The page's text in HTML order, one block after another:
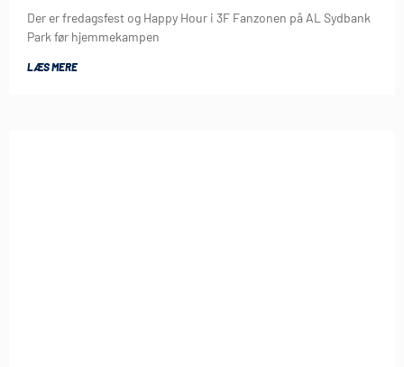
Der er fredagsfest og Happy Hour i 3F Fanzonen på AL Sydbank
Park før hjemmekampen
LÆS MERE